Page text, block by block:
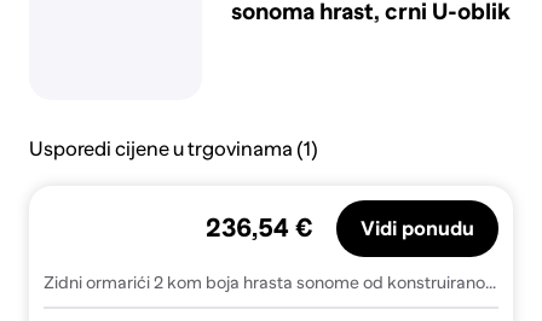
sonoma hrast, crni U-oblik
Usporedi cijene u trgovinama (1)
Zidni ormarići 2 kom boja hrasta sonome od konstruiranog drva - sonoma hrast 2 Crni U-oblik
236,54 € Vidi ponudu